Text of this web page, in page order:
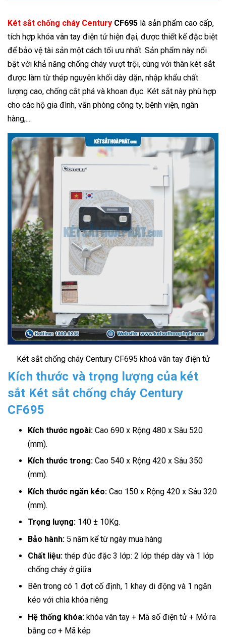
Két sắt chống cháy Century CF695 là sản phẩm cao cấp,
tích hợp khóa vân tay điện tử hiện đại, được thiết kế đặc biệt
để bảo vệ tài sản một cách tối ưu nhất. Sản phẩm này nổi
bật với khả năng chống cháy vượt trội, cùng với thân két sắt
được làm từ thép nguyên khối dày dặn, nhập khẩu chất
lượng cao, chống cắt phá và khoan đục. Két sắt này phù hợp
cho các hộ gia đình, văn phòng công ty, bệnh viện, ngân
hàng,....
Két sắt chống cháy Century CF695 khoá vân tay điện tử
Kích thước và trọng lượng của két
sắt Két sắt chống cháy Century
CF695
Kích thước ngoài: Cao 690 x Rộng 480 x Sâu 520
(mm).
Kích thước trong: Cao 540 x Rộng 420 x Sâu 350
(mm).
Kích thước ngăn kéo: Cao 150 x Rộng 420 x Sâu 320
(mm).
Trọng lượng: 140 ± 10Kg.
Bảo hành: 5 năm kể từ ngày mua hàng
Chất liệu: thép đúc đặc 3 lớp: 2 lớp thép dày và 1 lớp
chống cháy ở giữa
Bên trong có 1 đợt cố định, 1 khay di động và 1 ngăn
kéo với chìa khóa riêng
Hệ thống khóa: khóa vân tay + Mã số điện tử + Mở ra
bằng cơ + Mã kép